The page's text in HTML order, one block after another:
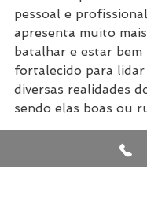
pessoal e
apresenta muito
batalhar e estar bem
fortalecido para lidar
diversas realidades
sendo elas boas ou
Por Madalena
Via Dicas